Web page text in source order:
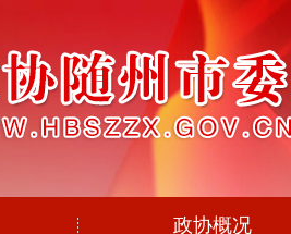
政协概况